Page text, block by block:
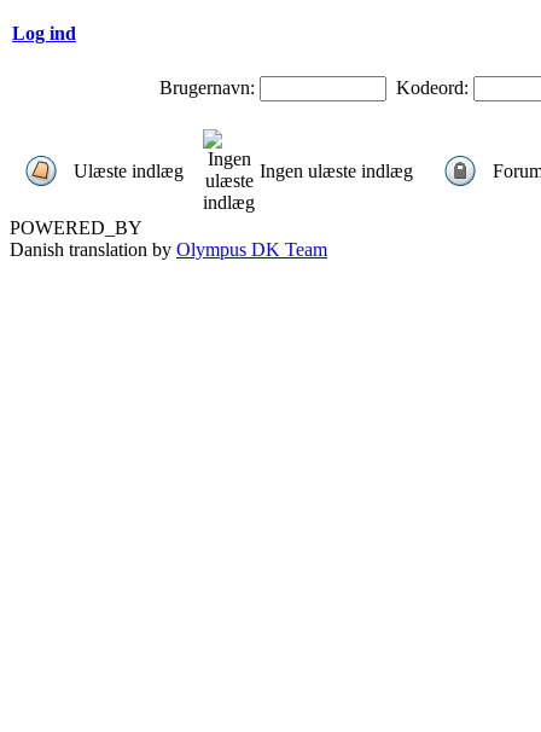
Log ind
Brugernavn: Kodeord:
Ulæste indlæg Ingen ulæste indlæg
POWERED_BY
Danish translation by Olympus DK Team